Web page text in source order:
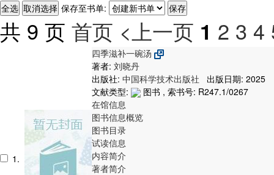
保存至书单:
共 9 页 首页 <上一页 1 2 3 4
1.
四季滋补一碗汤
著者: 刘晓丹
出版社: 中国科学技术出版社
出版日期: 2025
文献类型:
图书 , 索书号: R247.1/0267
在馆信息
图书信息概览
图书目录
试读信息
内容简介
著者简介